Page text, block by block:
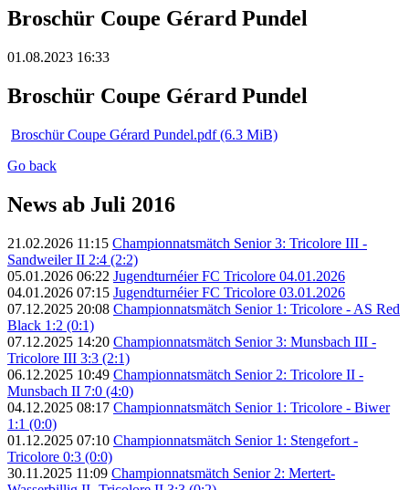
Broschür Coupe Gérard Pundel
01.08.2023 16:33
Broschür Coupe Gérard Pundel
Broschür Coupe Gérard Pundel.pdf(6.3 MiB)
Go back
News ab Juli 2016
21.02.2026 11:15 Championnatsmätch Senior 3: Tricolore III -
Sandweiler II 2:4 (2:2)
05.01.2026 06:22 Jugendturnéier FC Tricolore 04.01.2026
04.01.2026 07:15 Jugendturnéier FC Tricolore 03.01.2026
07.12.2025 20:08 Championnatsmätch Senior 1: Tricolore - AS Red
Black 1:2 (0:1)
07.12.2025 14:20 Championnatsmätch Senior 3: Munsbach III -
Tricolore III 3:3 (2:1)
06.12.2025 10:49 Championnatsmätch Senior 2: Tricolore II -
Munsbach II 7:0 (4:0)
04.12.2025 08:17 Championnatsmätch Senior 1: Tricolore - Biwer
1:1 (0:0)
01.12.2025 07:10 Championnatsmätch Senior 1: Stengefort -
Tricolore 0:3 (0:0)
30.11.2025 11:09 Championnatsmätch Senior 2: Mertert-